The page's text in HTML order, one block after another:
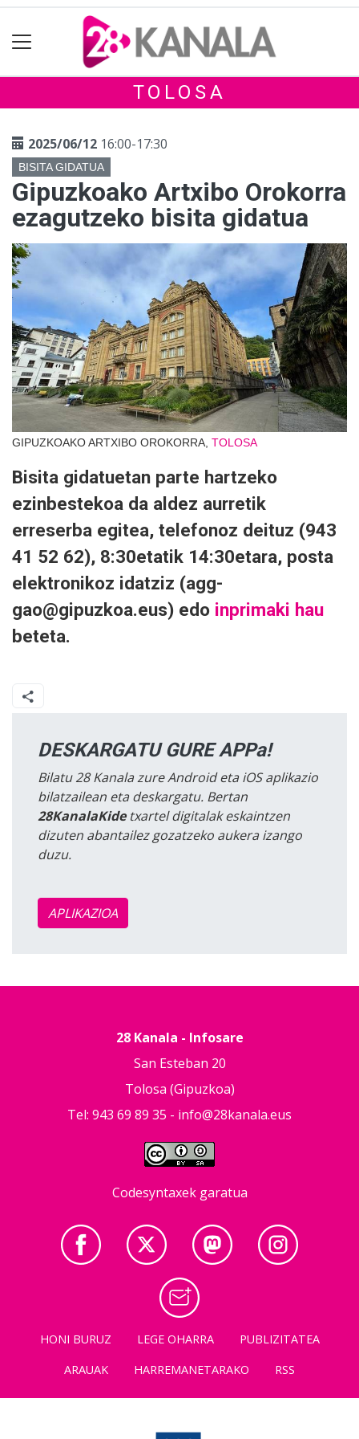
TOLOSA
2025/06/12 16:00-17:30
BISITA GIDATUA
Gipuzkoako Artxibo Orokorra
ezagutzeko bisita gidatua
GIPUZKOAKO ARTXIBO OROKORRA, TOLOSA
Bisita gidatuetan parte hartzeko
ezinbestekoa da aldez aurretik
erreserba egitea, telefonoz deituz (943
41 52 62), 8:30etatik 14:30etara, posta
elektronikoz idatziz (agg-
gao@gipuzkoa.eus) edo inprimaki hau
beteta.
DESKARGATU GURE APPa!
Bilatu 28 Kanala zure Android eta iOS aplikazio
bilatzailean eta deskargatu. Bertan
28KanalaKidetxartel digitalak eskaintzen
dizuten abantailez gozatzeko aukera izango
duzu.
APLIKAZIOA
28 Kanala - Infosare
San Esteban 20
Tolosa (Gipuzkoa)
Tel: 943 69 89 35 - info@28kanala.eus
Codesyntaxek garatua
HONI BURUZ LEGE OHARRA
PUBLIZITATEA
ARAUAK
HARREMANETARAKO RSS